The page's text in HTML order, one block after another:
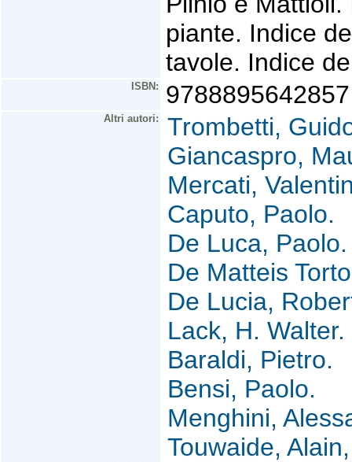
piante. Indice
tavole. Indice
ISBN: 9788895642857
Altri autori:
Trombetti,
Giancaspro,
Mercati,
Caputo, Paolo.
De Luca, Paolo.
De Matteis
De Lucia,
Lack, H. Walter.
Baraldi, Pietro.
Bensi, Paolo.
Menghini,
Touwaide,